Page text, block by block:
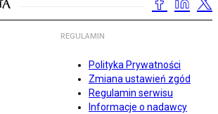
REGULAMIN
Polityka Prywatności
Zmiana ustawień zgód
Regulamin serwisu
Informacje o nadawcy